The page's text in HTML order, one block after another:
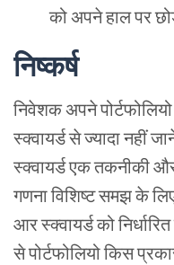
को अपने हाल पर
निष्कर्ष
निवेशक अपने
स्क्वायर्ड से ज्यादा नहीं
स्क्वायर्ड एक तकनीकी
गणना विशिष्ट समझ के
आर स्क्वायर्ड को
से पोर्टफोलियो किस